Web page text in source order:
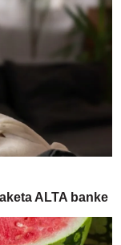
ALTA banke